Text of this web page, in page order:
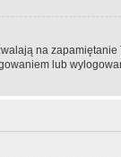
na
lub